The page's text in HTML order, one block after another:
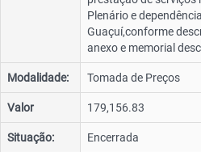
Plenário e
Guaçuí,conforme
anexo e memorial
Modalidade: Tomada de Preços
Valor 179,156.83
Situação: Encerrada